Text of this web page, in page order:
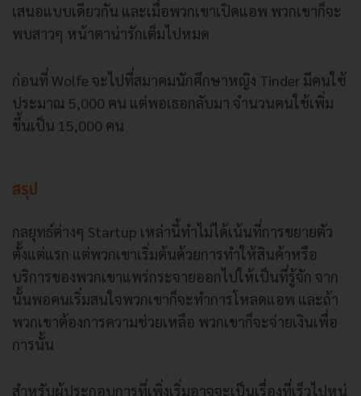
เสนอแบบเดียวกัน และเมื่อพวกเขาเปิดแอพ พวกเขาก็จะ
พบสาวๆ หน้าตาน่ารักเต็มไปหมด
ก่อนที่ Wolfe จะไปที่สมาคมนักศึกษาหญิง Tinder มีคนใช้
ประมาณ 5,000 คน แต่พอเธอกลับมา จำนวนคนใช้เพิ่ม
ขึ้นเป็น 15,000 คน
สรุป
กลยุทธ์ต่างๆ Startup เหล่านี้ทำไม่ได้เน้นที่การขยายตัว
ตั้งแต่แรก แต่พวกเขาเริ่มต้นด้วยการทำให้สินค้าหรือ
บริการของพวกเขาแพร่กระจายออกไปให้เป็นที่รู้จัก จาก
นั้นพอคนเริ่มสนใจพวกเขาก็จะทำการโหลดแอพ และถ้า
พวกเขาต้องการความช่วยเหลือ พวกเขาก็จะจ่ายเงินเพื่อ
การนั้น
สำหรับผู้ประกอบการที่เพิ่งเริ่มอาจจะเป็นเรื่องที่เร็วไปหน่